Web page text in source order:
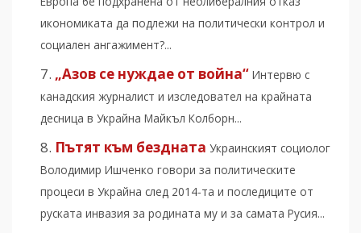
икономиката да подлежи на политически контрол и
социален ангажимент?...
„Азов се нуждае от война“ Интервю с
канадския журналист и изследовател на крайната
десница в Украйна Майкъл Колборн...
Пътят към бездната Украинският социолог
Володимир Ишченко говори за политическите
процеси в Украйна след 2014-та и последиците от
руската инвазия за родината му и за самата Русия...